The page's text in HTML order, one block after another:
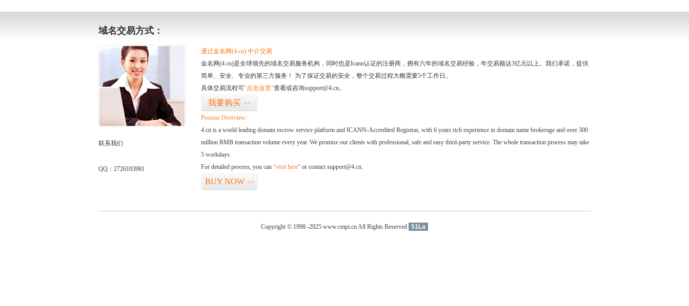
域名交易方式：
联系我们
QQ：2726103981
通过金名网(4.cn) 中介交易
金名网(4.cn)是全球领先的域名交易服务机构，同时也是Icann认证的注册商，拥有六年的域名交易经验，年交易额达3亿元以上。我们承诺，提供
简单、安全、专业的第三方服务！ 为了保证交易的安全，整个交易过程大概需要5个工作日。
具体交易流程可“点击这里”查看或咨询support@4.cn。
我要购买 >>
Process Overview:
4.cn is a world leading domain escrow service platform and ICANN-Accredited Registrar, with 6 years rich experience in domain name brokerage and over 300
million RMB transaction volume every year. We promise our clients with professional, safe and easy third-party service. The whole transaction process may take
5 workdays.
For detailed process, you can “visit here” or contact support@4.cn.
BUY NOW >>
Copyright © 1998 -2025 www.cmpi.cn All Rights Reserved 51La